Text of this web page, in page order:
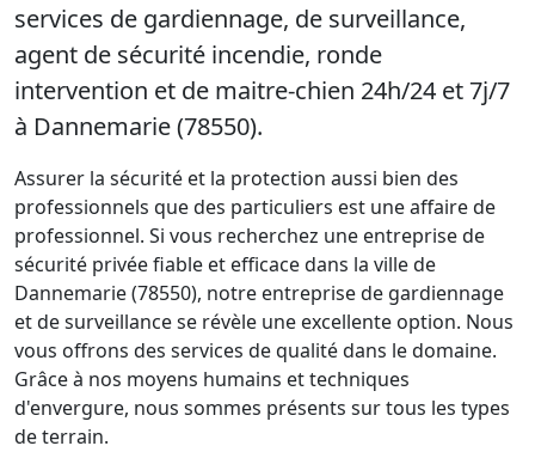
services de gardiennage, de surveillance,
agent de sécurité incendie, ronde
intervention et de maitre-chien 24h/24 et 7j/7
à Dannemarie (78550).
Assurer la sécurité et la protection aussi bien des
professionnels que des particuliers est une affaire de
professionnel. Si vous recherchez une entreprise de
sécurité privée fiable et efficace dans la ville de
Dannemarie (78550), notre entreprise de gardiennage
et de surveillance se révèle une excellente option. Nous
vous offrons des services de qualité dans le domaine.
Grâce à nos moyens humains et techniques
d'envergure, nous sommes présents sur tous les types
de terrain.